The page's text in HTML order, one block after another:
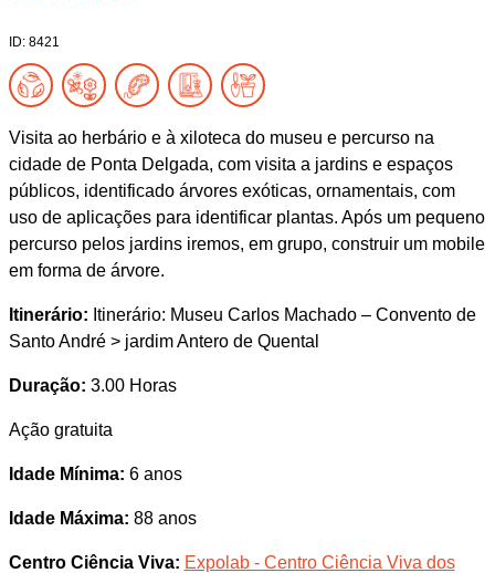
ID: 8421
Visita ao herbário e à xiloteca do museu e percurso na
cidade de Ponta Delgada, com visita a jardins e espaços
públicos, identificado árvores exóticas, ornamentais, com
uso de aplicações para identificar plantas. Após um pequeno
percurso pelos jardins iremos, em grupo, construir um mobile
em forma de árvore.
Itinerário: Itinerário: Museu Carlos Machado – Convento de
Santo André ˃ jardim Antero de Quental
Duração: 3.00 Horas
Ação gratuita
Idade Mínima: 6 anos
Idade Máxima: 88 anos
Centro Ciência Viva: Expolab - Centro Ciência Viva dos